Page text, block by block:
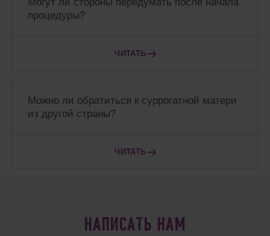
процедуры?
ЧИТАТЬ
Можно ли обратиться к суррогатной матери
из другой страны?
ЧИТАТЬ
НАПИСАТЬ НАМ